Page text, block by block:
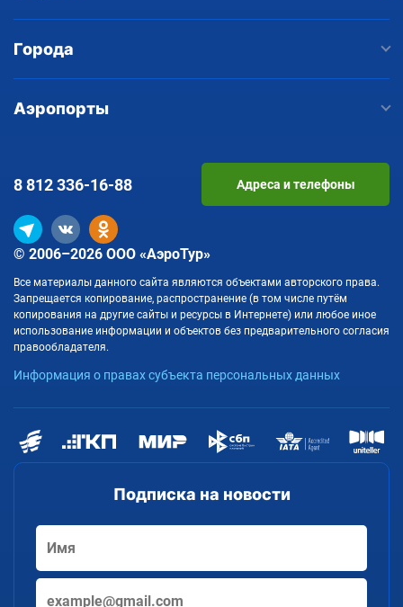
Города
Аэропорты
Подписка на новости
© 2006–2026 ООО «АэроТур»
Все материалы данного сайта являются объектами авторского права.
Запрещается копирование, распространение (в том числе путём
копирования на другие сайты и ресурсы в Интернете) или любое иное
использование информации и объектов без предварительного согласия
правообладателя.
Информация о правах субъекта персональных данных
8 812336-16-88 Адреса и телефоны